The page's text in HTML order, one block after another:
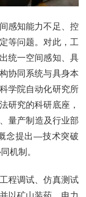
感知能力不足、控
等问题。对此，工
统一空间感知、具
协同系统与具身本
学院自动化研究所
研究的科研底座，
量产制造及行业部
念提出—技术突破
机制。
程调试、仿真测试